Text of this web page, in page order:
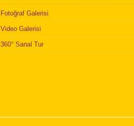
Fotoğraf Galerisi
Video Galerisi
360° Sanal Tur